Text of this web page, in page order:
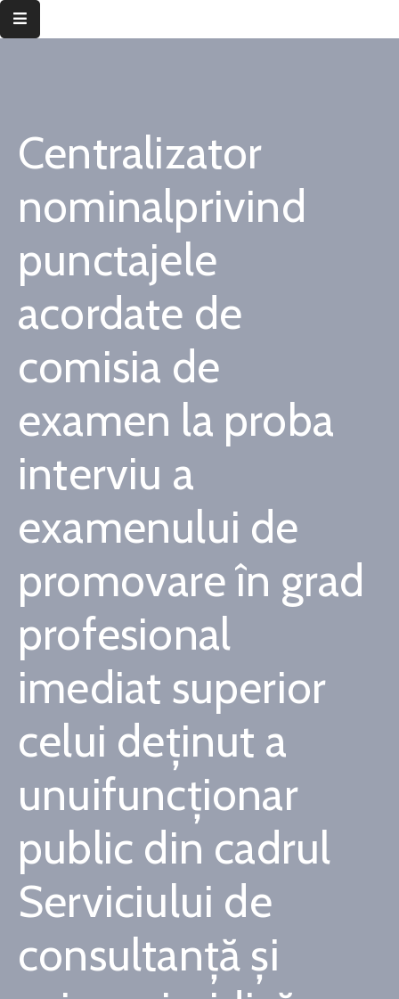
Informații
de
public
decizională
Integritate
instituțională
Județul
Timiș
Contact
Monitorul
Oficial
Centralizator
nominalprivind
punctajele
acordate de
comisia de
examen la proba
interviu a
examenului de
promovare în grad
profesional
imediat superior
celui deținut a
unuifuncționar
public din cadrul
Serviciului de
consultanță și